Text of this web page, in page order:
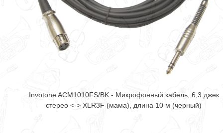
Invotone ACM1010FS/BK - Микрофонный кабель, 6,3 джек
стерео <-> XLR3F (мама), длина 10 м (черный)